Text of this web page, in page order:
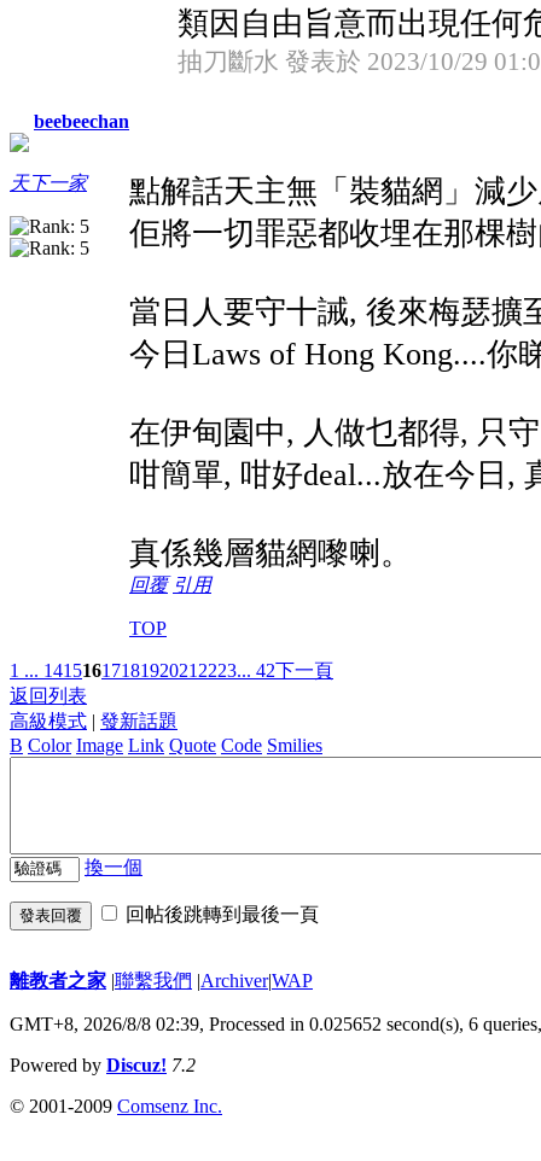
beebeechan
天下一家
類因自由旨意而出現任何
抽刀斷水 發表於 2023/10/29
點解話天主無「裝貓網」減
佢將一切罪惡都收埋在那棵
當日人要守十誡, 後來梅瑟擴
今日Laws of Hong Kong....你
在伊甸園中, 人做乜都得, 只
咁簡單, 咁好deal...放在今日,
真係幾層貓網嚟喇。
回覆 引用
TOP
1 ... 1415161718192021 2223... 42下一頁
返回列表
高級模式 | 發新話題
B Color Image Link Quote Code Smilies
換一個
發表回覆 回帖後跳轉到最後一頁
離教者之家 |聯繫我們 |Archiver|WAP
GMT+8, 2026/8/8 02:39, Processed in 0.025652 second(s), 6
Powered by Discuz! 7.2
© 2001-2009 Comsenz Inc.